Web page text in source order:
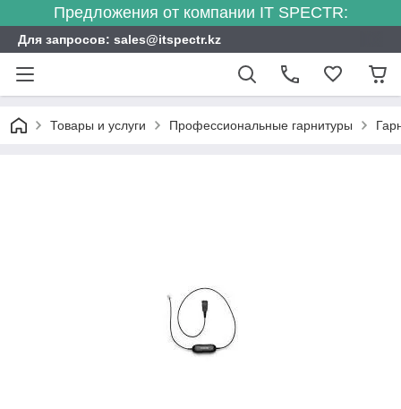
Предложения от компании IT SPECTR:
Для запросов: sales@itspectr.kz
Товары и услуги Профессиональные гарнитуры